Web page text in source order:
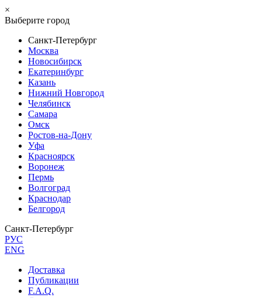
×
Выберите город
Санкт-Петербург
Москва
Новосибирск
Екатеринбург
Казань
Нижний Новгород
Челябинск
Самара
Омск
Ростов-на-Дону
Уфа
Красноярск
Воронеж
Пермь
Волгоград
Краснодар
Белгород
Санкт-Петербург
РУС
ENG
Доставка
Публикации
F.A.Q.